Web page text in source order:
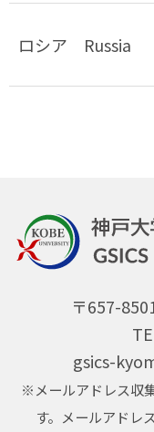
ロシア Russia
〒657-
gsics-
※メールアドレス収
す。メールアドレ